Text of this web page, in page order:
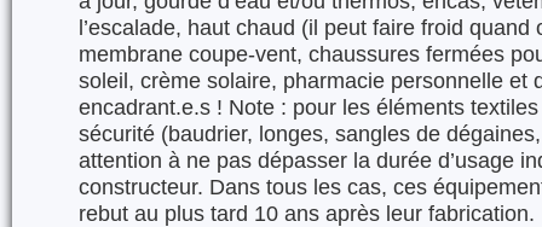
l’escalade, haut chaud (il peut faire froid quand
membrane coupe-vent, chaussures fermées
soleil, crème solaire, pharmacie personnelle et
encadrant.e.s ! Note : pour les éléments
sécurité (baudrier, longes, sangles de
attention à ne pas dépasser la durée d’usage
constructeur. Dans tous les cas, ces
rebut au plus tard 10 ans après leur fabrication.